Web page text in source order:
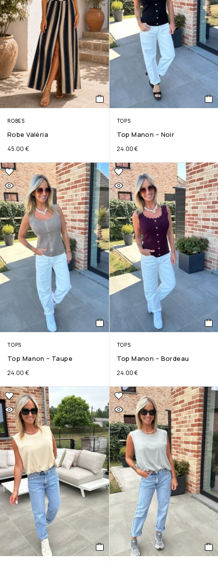
ROBES
Robe Valéria
45.00 €
TOPS
Top Manon – Noir
24.00€
TOPS
Top Manon – Taupe
24.00 €
TOPS
Top Manon – Bordeau
24.00€